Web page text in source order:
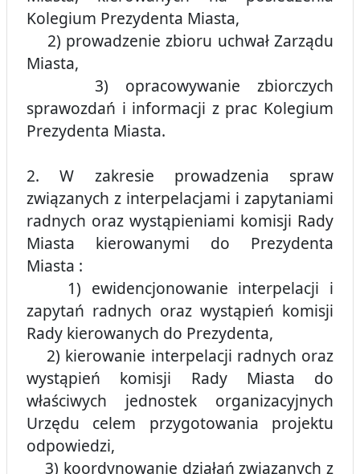
Kolegium Prezydenta Miasta,
2) prowadzenie zbioru uchwał Zarządu
Miasta,
3) opracowywanie zbiorczych
sprawozdań i informacji z prac Kolegium
Prezydenta Miasta.
2. W zakresie prowadzenia spraw
związanych z interpelacjami i zapytaniami
radnych oraz wystąpieniami komisji Rady
Miasta kierowanymi do Prezydenta
Miasta :
1) ewidencjonowanie interpelacji i
zapytań radnych oraz wystąpień komisji
Rady kierowanych do Prezydenta,
2) kierowanie interpelacji radnych oraz
wystąpień komisji Rady Miasta do
właściwych jednostek organizacyjnych
Urzędu celem przygotowania projektu
odpowiedzi,
3) koordynowanie działań związanych z